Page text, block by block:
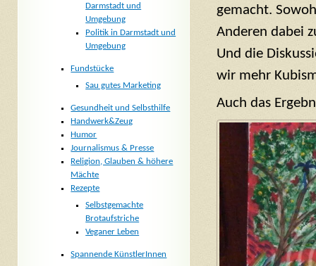
gemacht.
Anderen dabei
Und die
wir mehr
Auch das
Darmstadt und
Umgebung
Politik in Darmstadt und
Umgebung
Fundstücke
Sau gutes Marketing
Gesundheit und Selbsthilfe
Handwerk&Zeug
Humor
Journalismus & Presse
Religion, Glauben & höhere
Mächte
Rezepte
Selbstgemachte
Brotaufstriche
Veganer Leben
Spannende KünstlerInnen